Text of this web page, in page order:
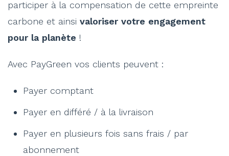
participer à la compensation de cette empreinte
carbone et ainsi valoriser votre engagement
pour la planète !
Avec PayGreen vos clients peuvent :
Payer comptant
Payer en différé / à la livraison
Payer en plusieurs fois sans frais / par
abonnement